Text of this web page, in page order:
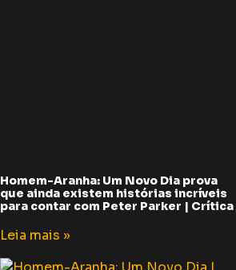
Homem-Aranha: Um Novo Dia prova
que ainda existem histórias incríveis
para contar com Peter Parker | Crítica
Leia mais »